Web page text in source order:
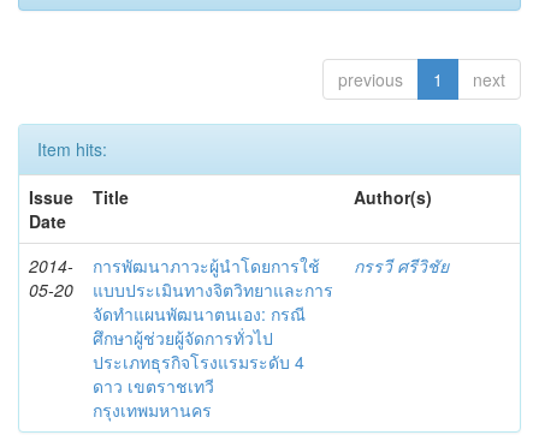
previous 1 next
Item hits:
Issue
Date
Title Author(s)
2014-
05-20
การพัฒนาภาวะผู้นำโดยการใช้
แบบประเมินทางจิตวิทยาและการ
จัดทำแผนพัฒนาตนเอง: กรณี
ศึกษาผู้ช่วยผู้จัดการทั่วไป
ประเภทธุรกิจโรงแรมระดับ 4
ดาว เขตราชเทวี
กรุงเทพมหานคร
กรรวี ศรีวิชัย